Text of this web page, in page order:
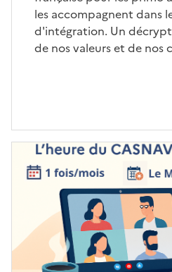
les accompagnent dans
d'intégration. Un
de nos valeurs et de nos
Image
couverture
(conseillée)